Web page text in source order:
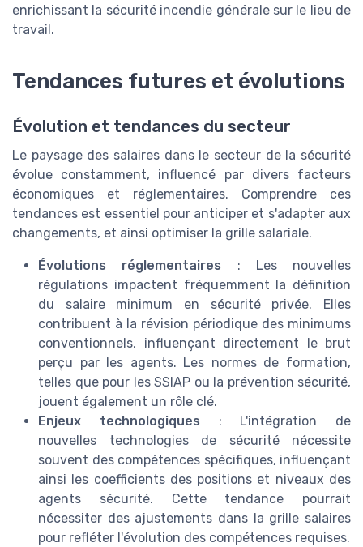
enrichissant la sécurité incendie générale sur le lieu de
travail.
Tendances futures et évolutions
Évolution et tendances du secteur
Le paysage des salaires dans le secteur de la sécurité
évolue constamment, influencé par divers facteurs
économiques et réglementaires. Comprendre ces
tendances est essentiel pour anticiper et s'adapter aux
changements, et ainsi optimiser la grille salariale.
Évolutions réglementaires : Les nouvelles
régulations impactent fréquemment la définition
du salaire minimum en sécurité privée. Elles
contribuent à la révision périodique des minimums
conventionnels, influençant directement le brut
perçu par les agents. Les normes de formation,
telles que pour les SSIAP ou la prévention sécurité,
jouent également un rôle clé.
Enjeux technologiques : L'intégration de
nouvelles technologies de sécurité nécessite
souvent des compétences spécifiques, influençant
ainsi les coefficients des positions et niveaux des
agents sécurité. Cette tendance pourrait
nécessiter des ajustements dans la grille salaires
pour refléter l'évolution des compétences requises.